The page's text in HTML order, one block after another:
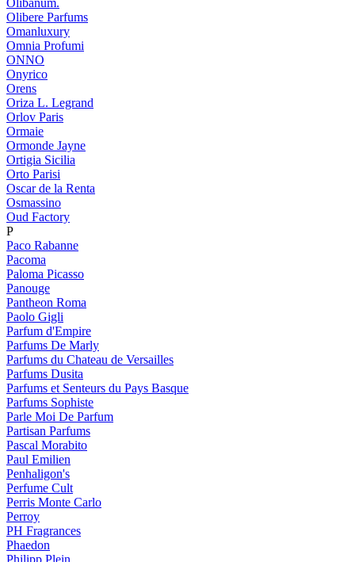
Olibanum.
Olibere Parfums
Omanluxury
Omnia Profumi
ONNO
Onyrico
Orens
Oriza L. Legrand
Orlov Paris
Ormaie
Ormonde Jayne
Ortigia Sicilia
Orto Parisi
Oscar de la Renta
Osmassino
Oud Factory
P
Paco Rabanne
Pacoma
Paloma Picasso
Panouge
Pantheon Roma
Paolo Gigli
Parfum d'Empire
Parfums De Marly
Parfums du Chateau de Versailles
Parfums Dusita
Parfums et Senteurs du Pays Basque
Parfums Sophiste
Parle Moi De Parfum
Partisan Parfums
Pascal Morabito
Paul Emilien
Penhaligon's
Perfume Cult
Perris Monte Carlo
Perroy
PH Fragrances
Phaedon
Philipp Plein